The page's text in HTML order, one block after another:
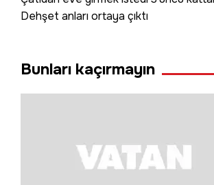
Dehşet anları ortaya çıktı
Bunları kaçırmayın